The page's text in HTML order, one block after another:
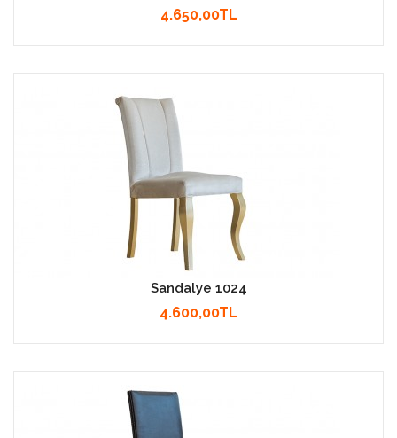
4.650,00TL
Sandalye 1024
4.600,00TL